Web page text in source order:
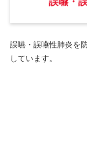
誤嚥・誤嚥性肺炎を
しています。